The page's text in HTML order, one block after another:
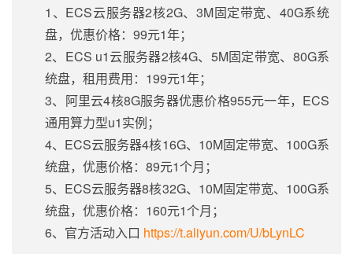
1、ECS云服务器2核2G、3M固定带宽、40G系统
盘，优惠价格：99元1年；
2、ECS u1云服务器2核4G、5M固定带宽、80G系
统盘，租用费用：199元1年；
3、阿里云4核8G服务器优惠价格955元一年，ECS
通用算力型u1实例；
4、ECS云服务器4核16G、10M固定带宽、100G系
统盘，优惠价格：89元1个月；
5、ECS云服务器8核32G、10M固定带宽、100G系
统盘，优惠价格：160元1个月；
6、官方活动入口 https://t.aliyun.com/U/bLynLC